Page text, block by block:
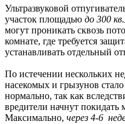
Ультразвуковой
участок площадью до 300
могут проникать сквозь
комнате, где требуется
устанавливать отдельный
По истечении нескольких
насекомых и грызунов
нормально, так как
вредители начнут покидать
Максимально, через 4-6